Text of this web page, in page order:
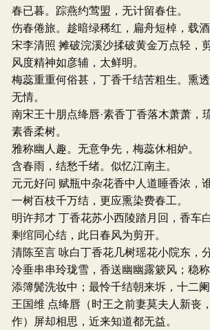
春已暮。踪燕约莺盟，无计留春住。
伤春倦旅。趁暗绿稀红，扁舟短棹，载酒
宋李清照 摊破浣溪沙揉破黄金万点轻，
风度精神如彦辅，太鲜明。
梅蕊重重何俗甚，丁香千结苦粗生。熏
无情。
南宋王十朋点绛唇·素香丁香落木萧萧，
素香柔树。
雅称幽人趣。无意争先，梅蕊休相妒。
含春雨，结愁千绪。似忆江南主。
元元好问 赋瓶中杂花香中人道睡香浓，
一树百枝千万结，更应熏染费春工。
明许邦才 丁香花苏小西陵踏月回，香车
剩绾同心结，此日春风为剪开。
清陈至言 咏白丁香花几树瑶花小院东，
冷垂串串玲珑雪，香送幽幽露簌风；稳
添簿鬓洗妆中；最怜千结朝来坼，十二
王国维 点绛唇（时王之前妻莫夫人新丧
作）屏却相思，近来知道都无益。